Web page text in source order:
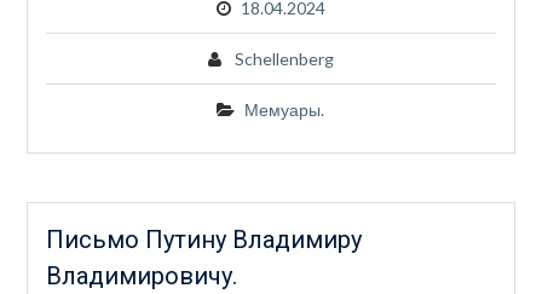
18.04.2024
Schellenberg
Мемуары.
Письмо Путину Владимиру
Владимировичу.